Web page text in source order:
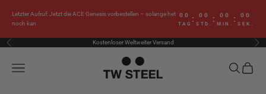
Letzter Aufruf: Jetzt die ACE Genesis vorbestellen – solange het
noch kan
00
TAG
: 00
STD.
: 00
MIN.
: 00
SEK.
Zurück Kostenloser Weltweiter Versand Vor
TW Steel
Menü Suchen